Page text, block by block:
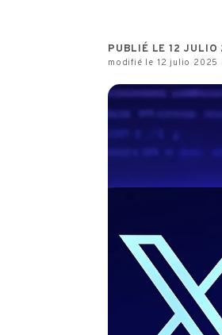
PUBLIÉ LE 12 JULIO
modifié le 12 julio 2025